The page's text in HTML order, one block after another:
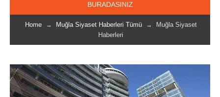
BURADASINIZ
Home→ Muğla Siyaset Haberleri Tümü→ Muğla Siyaset
Haberleri